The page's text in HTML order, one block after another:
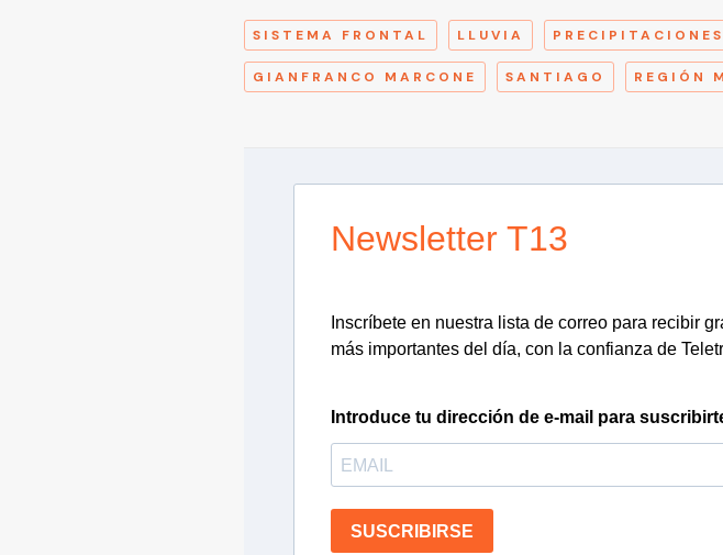
SISTEMA FRONTAL LLUVIA PRECIPITACIONES
GIANFRANCO MARCONE SANTIAGO REGIÓN
Newsletter T13
Inscríbete en nuestra lista de correo para recibir
más importantes del día, con la confianza de
Introduce tu dirección de e-mail para
SUSCRIBIRSE